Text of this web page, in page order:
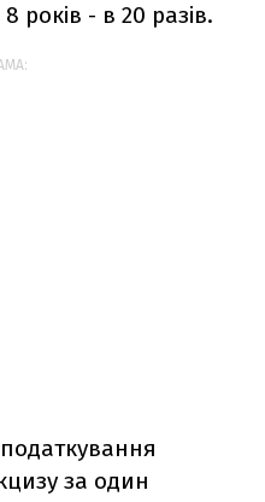
років - в 20 разів.
за один